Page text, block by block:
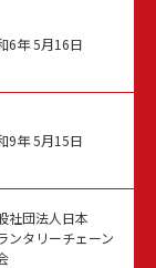
6年 5月16日
9年 5月15日
社団法人日本
ンタリーチェーン